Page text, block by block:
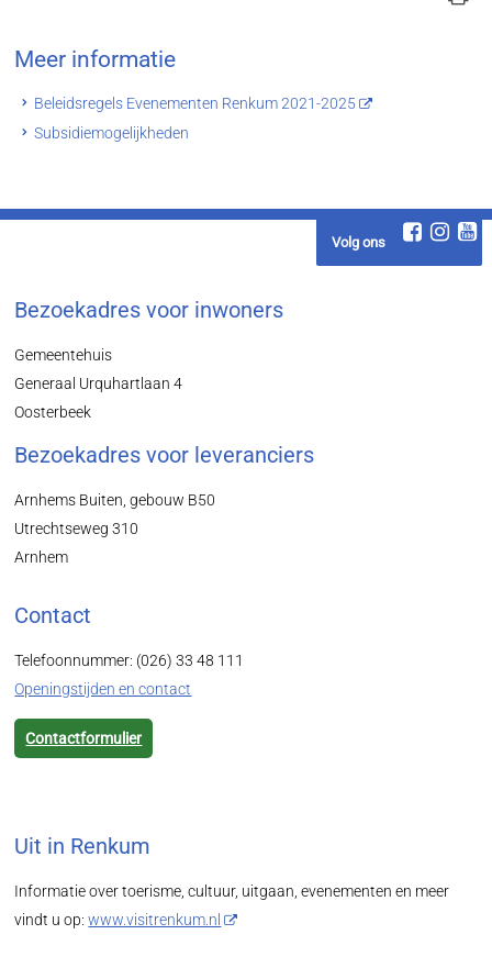
Meer informatie
Beleidsregels Evenementen Renkum 2021-2025
Subsidiemogelijkheden
Volg ons
Bezoekadres voor inwoners
Gemeentehuis
Generaal Urquhartlaan 4
Oosterbeek
Bezoekadres voor leveranciers
Arnhems Buiten, gebouw B50
Utrechtseweg 310
Arnhem
Contact
Telefoonnummer: (026) 33 48 111
Openingstijden en contact
Contactformulier
Uit in Renkum
Informatie over toerisme, cultuur, uitgaan, evenementen en meer
vindt u op:www.visitrenkum.nl